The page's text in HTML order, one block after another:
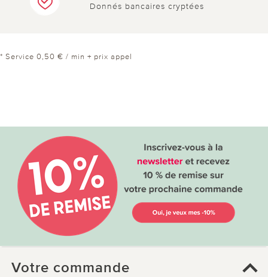
Donnés bancaires cryptées
* Service 0,50 € / min + prix appel
Votre commande